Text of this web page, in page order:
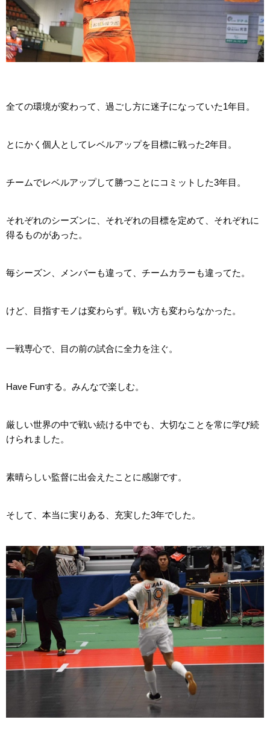
全ての環境が変わって、過ごし方に迷子になっていた1年目。
とにかく個人としてレベルアップを目標に戦った2年目。
チームでレベルアップして勝つことにコミットした3年目。
それぞれのシーズンに、それぞれの目標を定めて、それぞれに
得るものがあった。
毎シーズン、メンバーも違って、チームカラーも違ってた。
けど、目指すモノは変わらず。戦い方も変わらなかった。
一戦専心で、目の前の試合に全力を注ぐ。
Have Funする。みんなで楽しむ。
厳しい世界の中で戦い続ける中でも、大切なことを常に学び続
けられました。
素晴らしい監督に出会えたことに感謝です。
そして、本当に実りある、充実した3年でした。